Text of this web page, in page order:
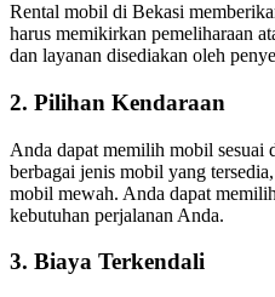
Rental mobil di Bekasi
harus memikirkan pemeliharaan
dan layanan disediakan oleh
2. Pilihan Kendaraan
Anda dapat memilih mobil sesuai
berbagai jenis mobil yang
mobil mewah. Anda dapat
kebutuhan perjalanan Anda.
3. Biaya Terkendali